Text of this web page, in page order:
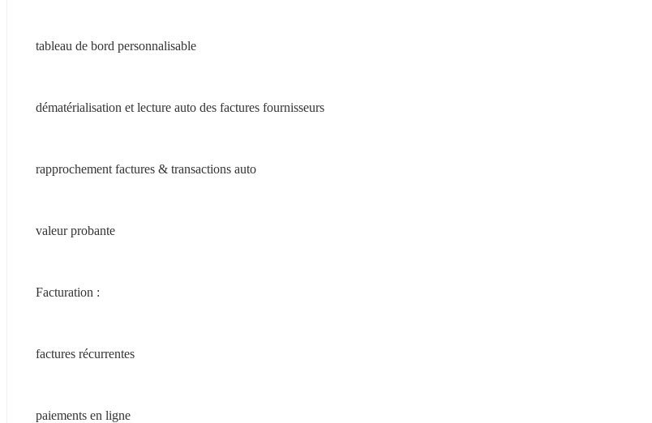
tableau de bord personnalisable
dématérialisation et lecture auto des factures fournisseurs
rapprochement factures & transactions auto
valeur probante
Facturation :
factures récurrentes
paiements en ligne